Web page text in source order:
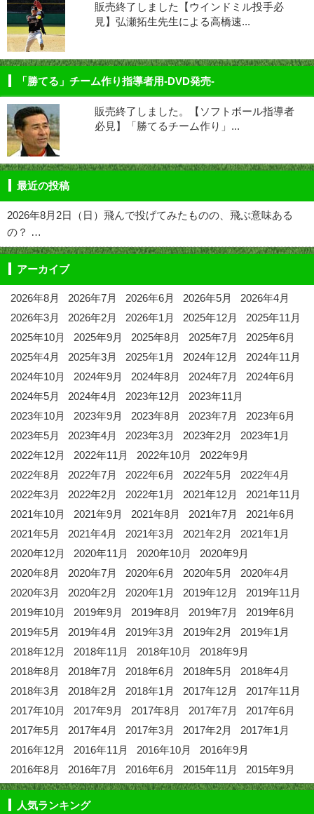
販売終了しました【ウインドミル投手必
見】弘瀬拓生先生による高橋速...
「勝てる」チーム作り指導者用-DVD発売-
販売終了しました。【ソフトボール指導者
必見】「勝てるチーム作り」...
最近の投稿
2026年8月2日（日）飛んで投げてみたものの、飛ぶ意味ある
の？ …
アーカイブ
2026年8月 2026年7月 2026年6月 2026年5月
2026年4月
2026年3月
2026年2月 2026年1月 2025年12月
2025年11月
2025年10月
2025年9月 2025年8月 2025年7月
2025年6月
2025年4月
2025年3月 2025年1月 2024年12月
2024年11月
2024年10月
2024年9月 2024年8月 2024年7月
2024年6月
2024年5月
2024年4月 2023年12月
2023年11月
2023年10月
2023年9月 2023年8月 2023年7月
2023年6月
2023年5月
2023年4月 2023年3月 2023年2月
2023年1月
2022年12月
2022年11月 2022年10月
2022年9月
2022年8月
2022年7月 2022年6月 2022年5月
2022年4月
2022年3月
2022年2月 2022年1月 2021年12月
2021年11月
2021年10月
2021年9月 2021年8月 2021年7月
2021年6月
2021年5月
2021年4月 2021年3月 2021年2月
2021年1月
2020年12月
2020年11月 2020年10月
2020年9月
2020年8月
2020年7月 2020年6月 2020年5月
2020年4月
2020年3月
2020年2月 2020年1月 2019年12月
2019年11月
2019年10月
2019年9月 2019年8月 2019年7月
2019年6月
2019年5月
2019年4月 2019年3月 2019年2月
2019年1月
2018年12月
2018年11月 2018年10月
2018年9月
2018年8月
2018年7月 2018年6月 2018年5月
2018年4月
2018年3月
2018年2月 2018年1月 2017年12月
2017年11月
2017年10月
2017年9月 2017年8月 2017年7月
2017年6月
2017年5月
2017年4月 2017年3月 2017年2月
2017年1月
2016年12月
2016年11月 2016年10月
2016年9月
2016年8月
2016年7月 2016年6月 2015年11月 2015年9月
人気ランキング